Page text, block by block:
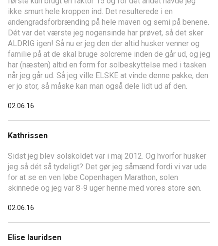
ikke smurt hele kroppen ind. Det resulterede i en
andengradsforbrænding på hele maven og semi på benene.
Dét var det værste jeg nogensinde har prøvet, så det sker
ALDRIG igen! Så nu er jeg den der altid husker venner og
familie på at de skal bruge solcreme inden de går ud, og jeg
har (næsten) altid en form for solbeskyttelse med i tasken
når jeg går ud. Så jeg ville ELSKE at vinde denne pakke, den
er jo stor, så måske kan man også dele lidt ud af den.
02.06.16
Kathrissen
Sidst jeg blev solskoldet var i maj 2012. Og hvorfor husker
jeg så dét så tydeligt? Det gør jeg såmænd fordi vi var ude
for at se en ven løbe Copenhagen Marathon, solen
skinnede og jeg var 8-9 uger henne med vores store søn.
02.06.16
Elise lauridsen